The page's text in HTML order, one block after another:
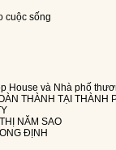
cuộc sống
House và Nhà phố
THÀNH TẠI THÀNH
NĂM SAO
ĐỊNH